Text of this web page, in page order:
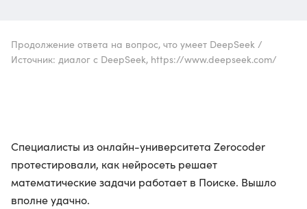
Продолжение ответа на вопрос, что умеет DeepSeek /
Источник: диалог с DeepSeek, https://www.deepseek.com/
Специалисты из онлайн-университета Zerocoder
протестировали, как нейросеть решает
математические задачи работает в Поиске. Вышло
вполне удачно.